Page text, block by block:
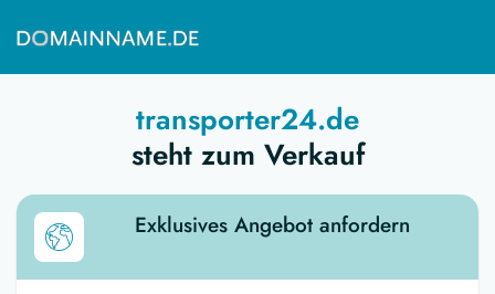
transporter24.de
steht zum Verkauf
Exklusives Angebot anfordern